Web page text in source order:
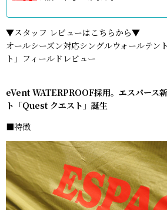
▼スタッフ レビューはこちらから▼
オールシーズン対応シングルウォールテン
ト」フィールドレビュー
eVent WATERPROOF採用。エスパース
ト「Quest クエスト」誕生
■特徴